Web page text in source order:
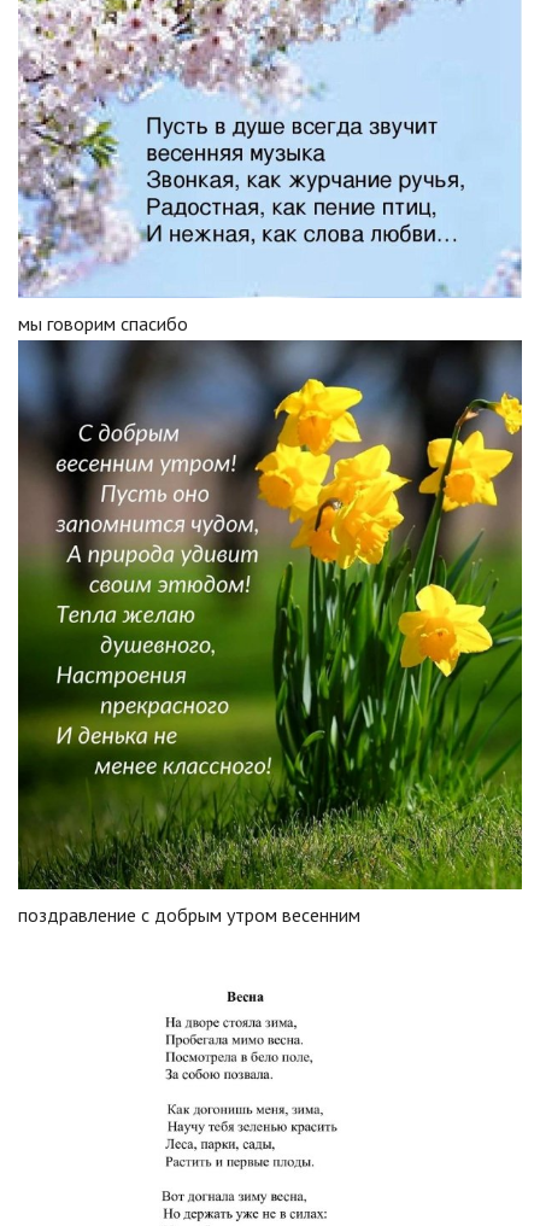
мы говорим спасибо
поздравление с добрым утром весенним